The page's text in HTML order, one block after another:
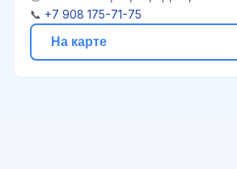
📞 +7 908 175-71-75
На карте